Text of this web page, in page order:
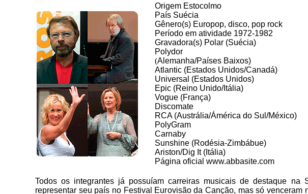
Origem Estocolmo
País Suécia
Gênero(s) Europop, disco, pop rock
Período em atividade 1972-1982
Gravadora(s) Polar (Suécia)
Polydor
(Alemanha/Países Baixos)
Atlantic (Estados Unidos/Canadá)
Universal (Estados Unidos)
Epic (Reino Unido/Itália)
Vogue (França)
Discomate
RCA (Austrália/Ámérica do Sul/México)
PolyGram
Carnaby
Sunshine (Rodésia-Zimbábue)
Ariston/Dig It (Itália)
Página oficial www.abbasite.com
Todos os integrantes já possuíam carreiras musicais de destaque
representar seu país no Festival Eurovisão da Canção, mas só